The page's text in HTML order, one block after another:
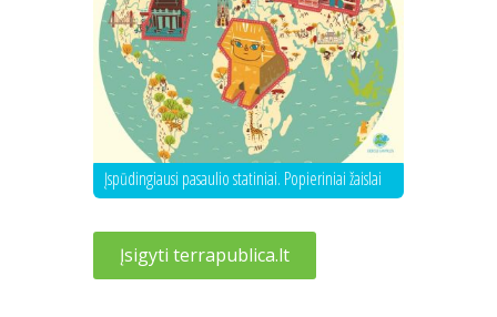
Įspūdingiausi pasaulio statiniai. Popieriniai žaislai
Įsigyti terrapublica.lt